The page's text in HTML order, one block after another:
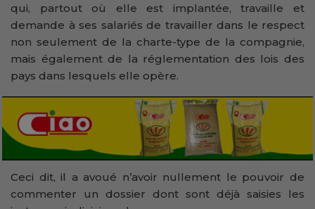
qui, partout où elle est implantée, travaille et
demande à ses salariés de travailler dans le respect
non seulement de la charte-type de la compagnie,
mais également de la réglementation des lois des
pays dans lesquels elle opère.
Ceci dit, il a avoué n’avoir nullement le pouvoir de
commenter un dossier dont sont déjà saisies les